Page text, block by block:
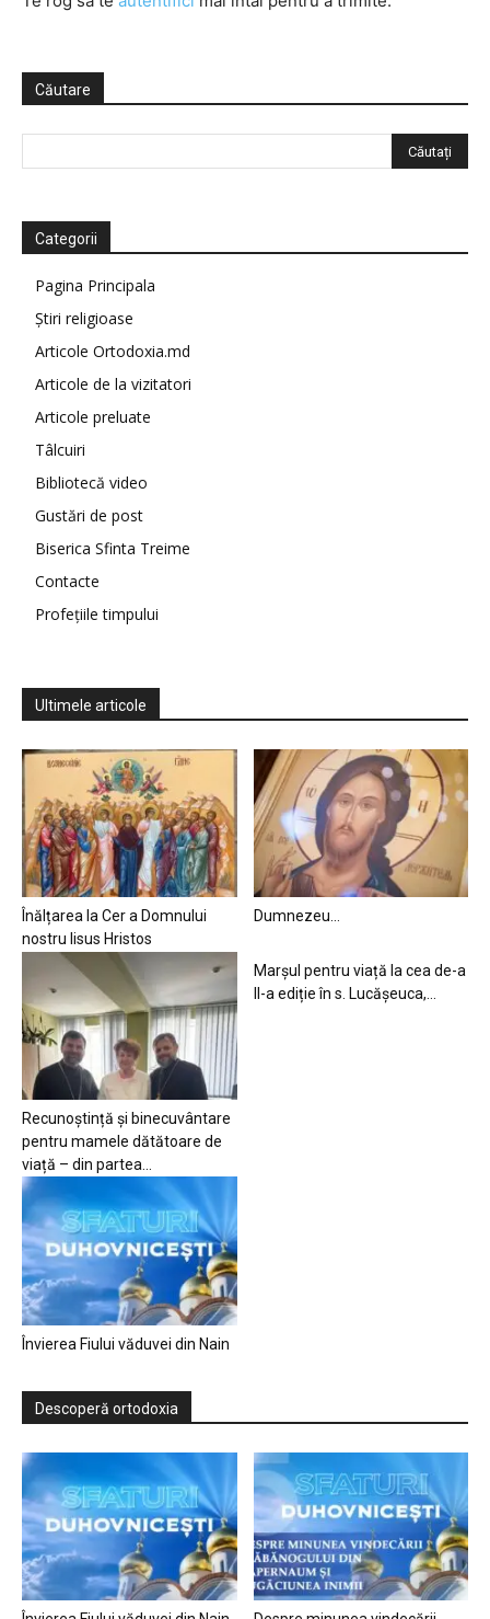
Căutare
Categorii
Pagina Principala
Știri religioase
Articole Ortodoxia.md
Articole de la vizitatori
Articole preluate
Tâlcuiri
Bibliotecă video
Gustări de post
Biserica Sfinta Treime
Contacte
Profețiile timpului
Ultimele articole
Înălțarea la Cer a Domnului
nostru Iisus Hristos
Dumnezeu…
Recunoștință și binecuvântare
pentru mamele dătătoare de
viață – din partea...
Marșul pentru viață la cea de-a
II-a ediție în s. Lucășeuca,...
Învierea Fiului văduvei din Nain
Descoperă ortodoxia